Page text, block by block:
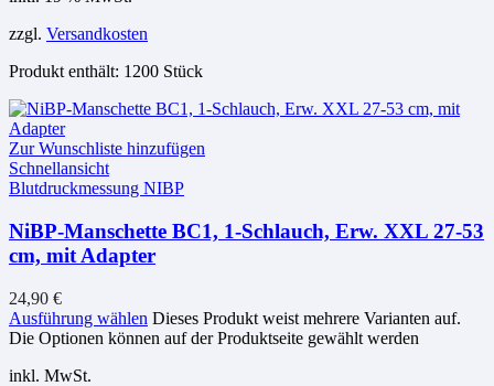
zzgl. Versandkosten
Produkt enthält: 1200 Stück
Zur Wunschliste hinzufügen
Schnellansicht
Blutdruckmessung NIBP
NiBP-Manschette BC1, 1-Schlauch, Erw. XXL 27-53
cm, mit Adapter
24,90 €
Ausführung wählen Dieses Produkt weist mehrere Varianten auf.
Die Optionen können auf der Produktseite gewählt werden
inkl. MwSt.